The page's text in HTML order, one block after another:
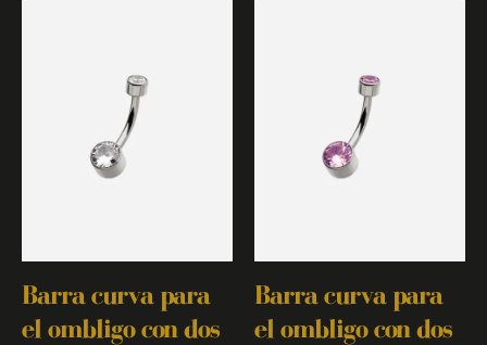
Barra curva para
el ombligo con dos
Barra curva para
el ombligo con dos